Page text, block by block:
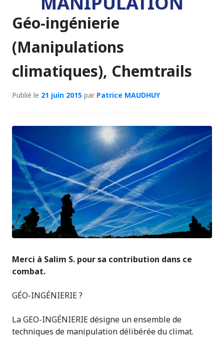
Géo-ingénierie
(Manipulations
climatiques), Chemtrails
Publié le 21 juin 2015 par Patrice MAUDHUY
Merci à Salim S. pour sa contribution dans ce
combat.
GÉO-INGÉNIERIE ?
La GEO-INGÉNIERIE désigne un ensemble de
techniques de manipulation délibérée du climat.